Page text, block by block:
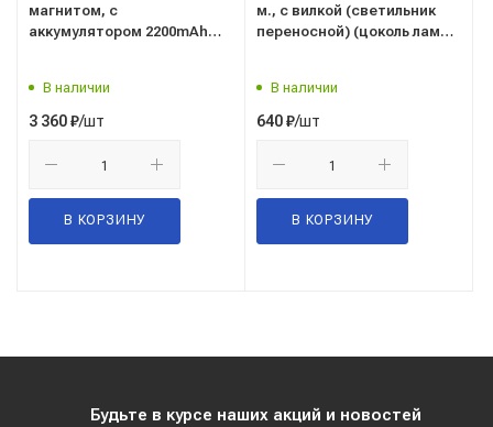
магнитом, с
аккумулятором 2200mAh
В наличии
3 360₽/шт
В КОРЗИНУ
м., с вилкой (светильник
переносной) (цоколь лампы
В наличии
640₽/шт
В КОРЗИНУ
Будьте в курсе наших акций и новостей